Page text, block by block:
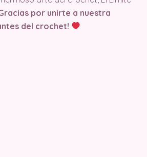
por unirte a nuestra
del crochet!